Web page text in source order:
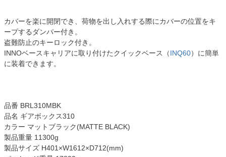
カバーを楽に開閉でき、荷物を出し入れする際にカバーの位置をキ
ープするダンパー付き。
盗難防止のキーロック付き。
INNOベースキャリアに取り付けたクイックベース（INQ60）に簡単
に装着できます。
品番 BRL310MBK
品名 ギアボックス310
カラー マットブラック(MATTE BLACK)
製品重量 11300g
製品サイズ H401×W1612×D712(mm)